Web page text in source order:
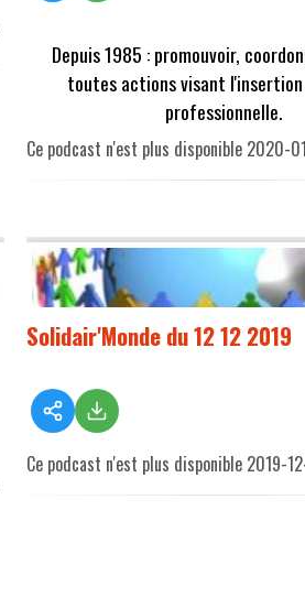
Depuis 1985 : promouvoir,
toutes actions visant
professionnelle.
Ce podcast n'est plus disponible 2020-
Solidair'Monde du 12 12 2019
Ce podcast n'est plus disponible 2019-